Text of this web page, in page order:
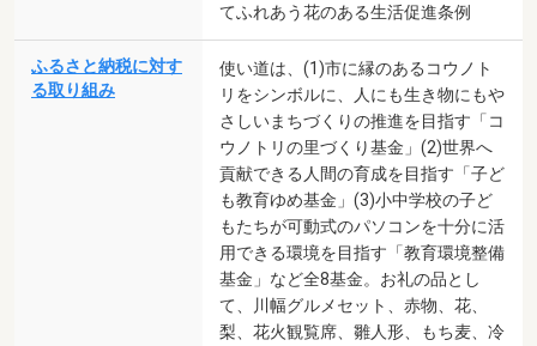
てふれあう花のある生活促進条例
ふるさと納税に対す
る取り組み
使い道は、(1)市に縁のあるコウノト
リをシンボルに、人にも生き物にもや
さしいまちづくりの推進を目指す「コ
ウノトリの里づくり基金」(2)世界へ
貢献できる人間の育成を目指す「子ど
も教育ゆめ基金」(3)小中学校の子ど
もたちが可動式のパソコンを十分に活
用できる環境を目指す「教育環境整備
基金」など全8基金。お礼の品とし
て、川幅グルメセット、赤物、花、
梨、花火観覧席、雛人形、もち麦、冷